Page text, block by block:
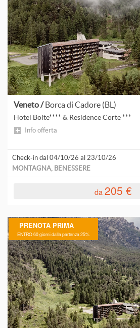
Veneto /Borca di Cadore (BL)
Hotel Boite**** & Residence Corte ***
Info offerta
Check-in dal 04/10/26 al 23/10/26
MONTAGNA, BENESSERE
da205 €
PRENOTA PRIMA
ENTRO 60 giorni dalla partenza 25%